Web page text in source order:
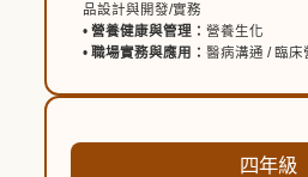
品設計與開發/實務
• 營養健康與管理： 營養生化
• 職場實務與應用： 醫病溝通 / 臨床
四年級